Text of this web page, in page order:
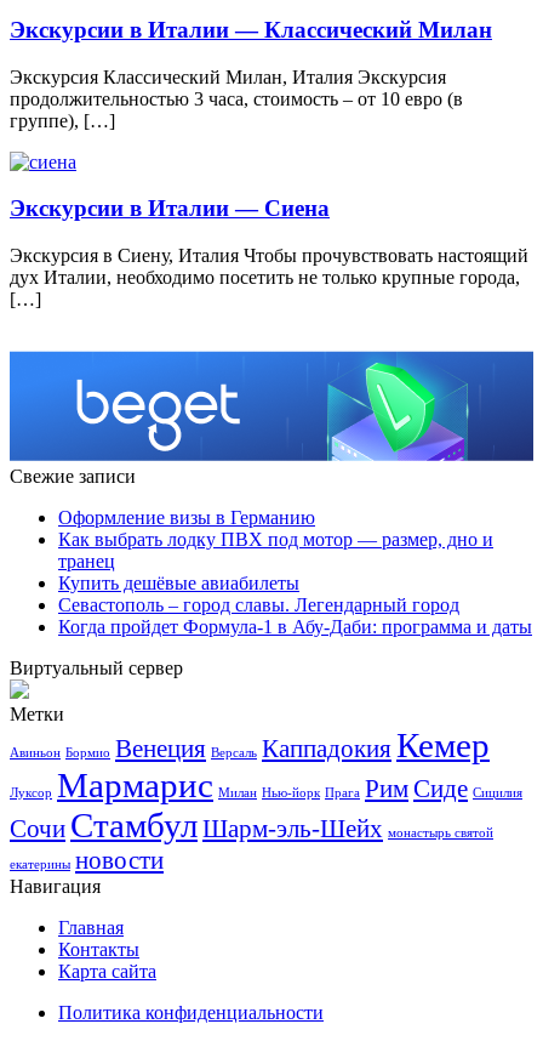
Экскурсии в Италии — Классический Милан
Экскурсия Классический Милан, Италия Экскурсия
продолжительностью 3 часа, стоимость – от 10 евро (в
группе), […]
Экскурсии в Италии — Сиена
Экскурсия в Сиену, Италия Чтобы прочувствовать настоящий
дух Италии, необходимо посетить не только крупные города,
[…]
Свежие записи
Оформление визы в Германию
Как выбрать лодку ПВХ под мотор — размер, дно и
транец
Купить дешёвые авиабилеты
Севастополь – город славы. Легендарный город
Когда пройдет Формула-1 в Абу-Даби: программа и даты
Виртуальный сервер
Метки
Авиньон Бормио Венеция Версаль КаппадокияКемер
Луксор Мармарис Милан Нью-йорк Прага РимСиде Сицилия
Сочи СтамбулШарм-эль-Шейх монастырь святой
екатерины новости
Навигация
Главная
Контакты
Карта сайта
Политика конфиденциальности